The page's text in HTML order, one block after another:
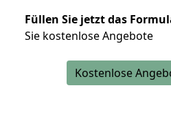
Füllen Sie jetzt das
Sie kostenlose Angebote
Kostenlose